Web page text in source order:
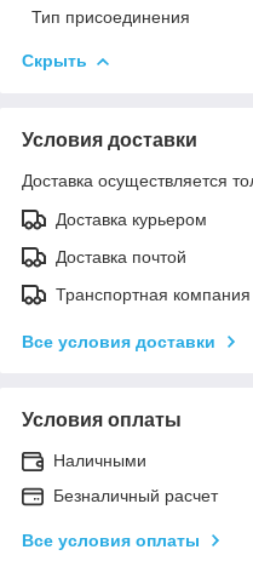
Тип присоединения
Скрыть
Условия доставки
Доставка осуществляется
Доставка курьером
Доставка почтой
Транспортная компания
Все условия доставки
Условия оплаты
Наличными
Безналичный расчет
Все условия оплаты